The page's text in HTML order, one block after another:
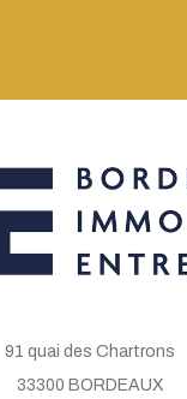
91 quai des Chartrons
33300 BORDEAUX